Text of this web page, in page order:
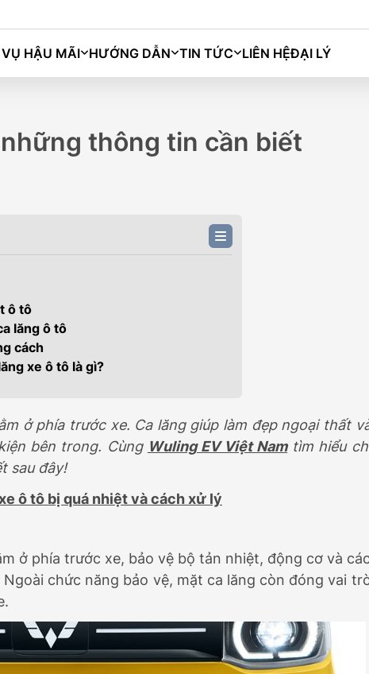
VỤ HẬU MÃI HƯỚNG DẪN TIN TỨC LIÊN HỆĐẠI LÝ
Bingo Macaron Grango Darion
thông tin cần biết
ô tô
lăng ô tô
cách
xe ô tô là gì?
ở phía trước xe. Ca lăng giúp làm đẹp ngoại thất
bên trong. Cùng Wuling EV Việt Namtìm hiểu
sau đây!
ô tô bị quá nhiệt và cách xử lý
ở phía trước xe, bảo vệ bộ tản nhiệt, động cơ và các
chức năng bảo vệ, mặt ca lăng còn đóng vai